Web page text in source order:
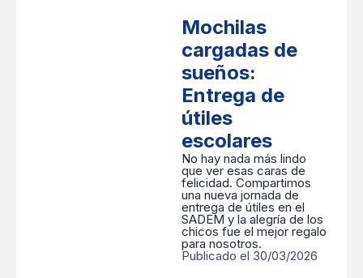
Mochilas
cargadas de
sueños:
Entrega de
útiles
escolares
No hay nada más lindo
que ver esas caras de
felicidad. Compartimos
una nueva jornada de
entrega de útiles en el
SADEM y la alegría de los
chicos fue el mejor regalo
para nosotros.
Publicado el 30/03/2026